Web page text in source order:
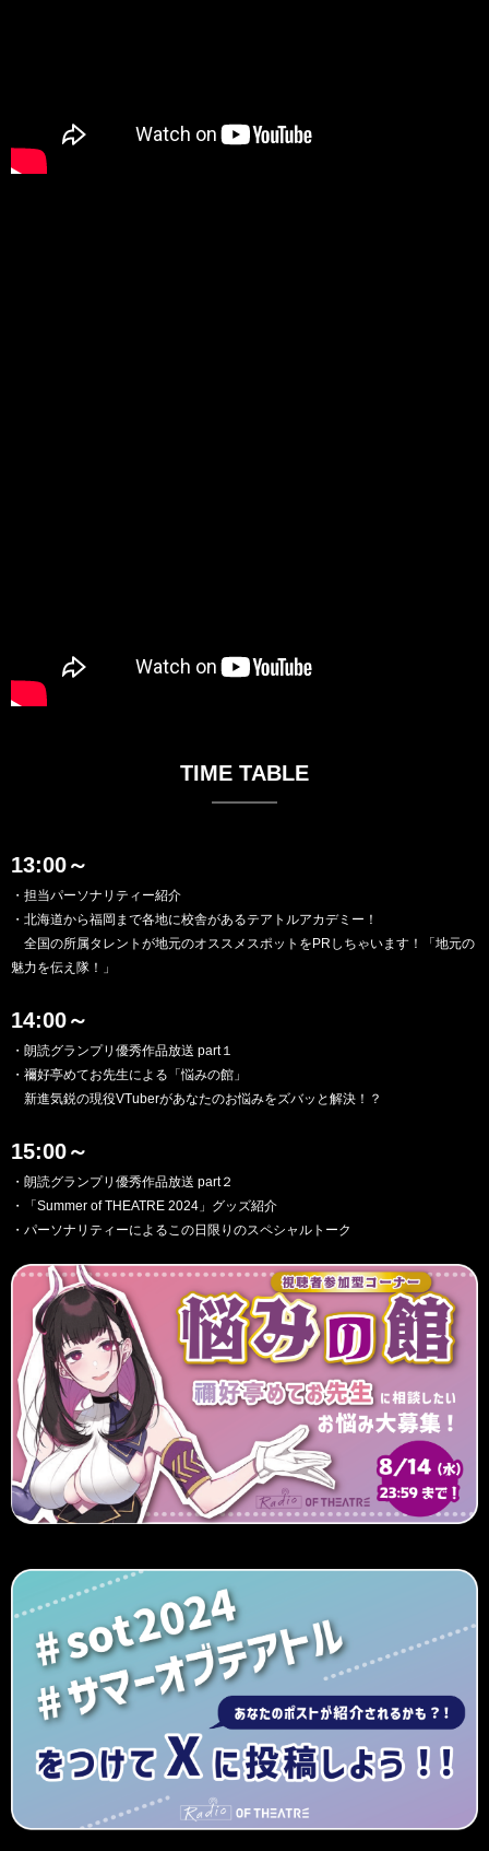
TIME TABLE
13:00～
・担当パーソナリティー紹介
・北海道から福岡まで各地に校舎があるテアトルアカデミー！
全国の所属タレントが地元のオススメスポットをPRしちゃいます！「地元の
魅力を伝え隊！」
14:00～
・朗読グランプリ優秀作品放送 part１
・禰好亭めてお先生による「悩みの館」
新進気鋭の現役VTuberがあなたのお悩みをズバッと解決！？
15:00～
・朗読グランプリ優秀作品放送 part２
・「Summer of THEATRE 2024」グッズ紹介
・パーソナリティーによるこの日限りのスペシャルトーク